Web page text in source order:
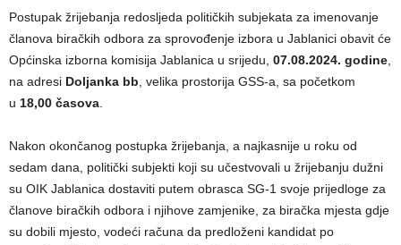
Postupak žrijebanja redosljeda političkih subjekata za imenovanje
članova biračkih odbora za sprovođenje izbora u Jablanici obavit će
Općinska izborna komisija Jablanica u srijedu, 07.08.2024. godine
na adresi Doljanka bb , velika prostorija GSS-a, sa početkom
u 18,00 časova
Nakon okončanog postupka žrijebanja, a najkasnije u roku od
sedam dana, politički subjekti koji su učestvovali u žrijebanju dužni
su OIK Jablanica dostaviti putem obrasca SG-1 svoje prijedloge za
članove biračkih odbora i njihove zamjenike, za biračka mjesta gdje
su dobili mjesto, vodeći računa da predloženi kandidat po